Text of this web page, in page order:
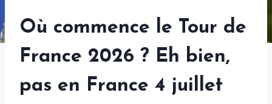
Où commence le Tour de
France 2026 ? Eh bien,
pas en France 4 juillet